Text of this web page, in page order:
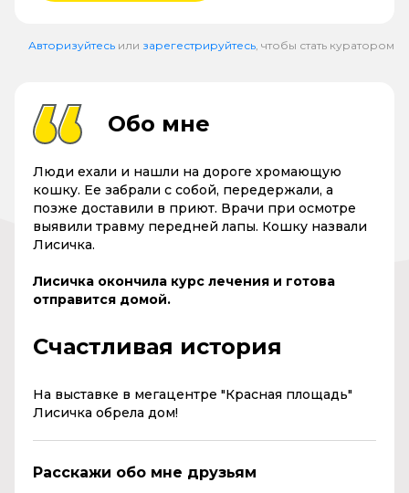
Авторизуйтесь или зарегестрируйтесь , чтобы стать куратором
Обо мне
Люди ехали и нашли на дороге хромающую
кошку. Ее забрали с собой, передержали, а
позже доставили в приют. Врачи при осмотре
выявили травму передней лапы. Кошку назвали
Лисичка.
Лисичка окончила курс лечения и готова
отправится домой.
Счастливая история
На выставке в мегацентре "Красная площадь"
Лисичка обрела дом!
Расскажи обо мне друзьям